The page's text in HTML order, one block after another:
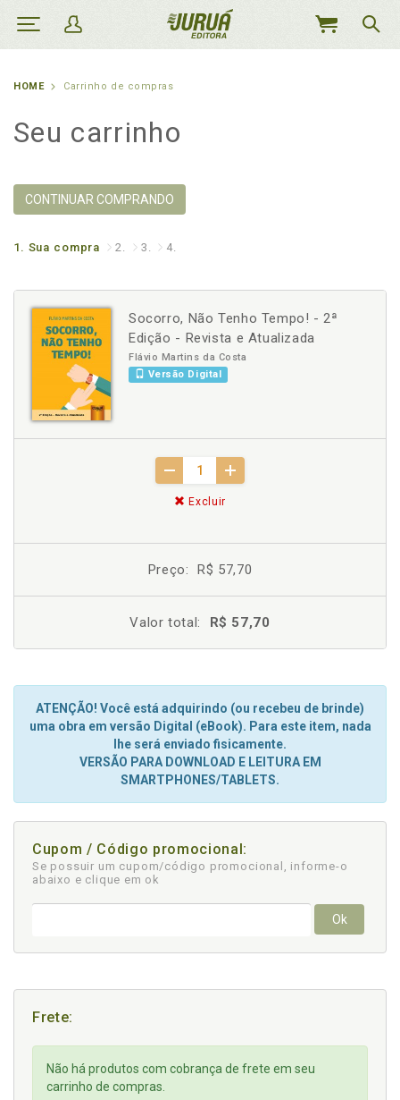
MEU
HOME Carrinho de compras
Seu carrinho
CONTINUAR COMPRANDO
1. Sua compra 2. 3. 4.
Socorro, Não Tenho Tempo! - 2ª
Edição - Revista e Atualizada
Flávio Martins da Costa
Versão Digital
Excluir
Preço: R$ 57,70
Valor total: R$ 57,70
ATENÇÃO! Você está adquirindo (ou recebeu de brinde)
uma obra em versão Digital (eBook). Para este item, nada
lhe será enviado fisicamente.
VERSÃO PARA DOWNLOAD E LEITURA EM
SMARTPHONES/TABLETS.
Cupom / Código promocional:
Se possuir um cupom/código promocional, informe-o
abaixo e clique em ok
Ok
Frete:
Não há produtos com cobrança de frete em seu
carrinho de compras.